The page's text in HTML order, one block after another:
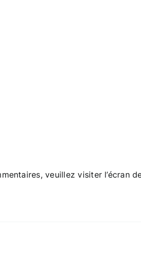
veuillez visiter l’écran